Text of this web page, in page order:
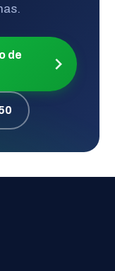
de